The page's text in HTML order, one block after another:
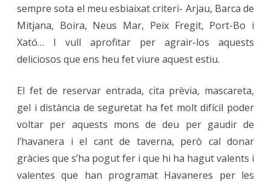
sempre sota el meu esbiaixat criteri- Arjau, Barca de
Mitjana, Boira, Neus Mar, Peix Fregit, Port-Bo i
Xató… I vull aprofitar per agrair-los aquests
deliciosos que ens heu fet viure aquest estiu.
El fet de reservar entrada, cita prèvia, mascareta,
gel i distància de seguretat ha fet molt difícil poder
voltar per aquests mons de deu per gaudir de
l’havanera i el cant de taverna, però cal donar
gràcies que s’ha pogut fer i que hi ha hagut valents i
valentes que han programat Havaneres per les